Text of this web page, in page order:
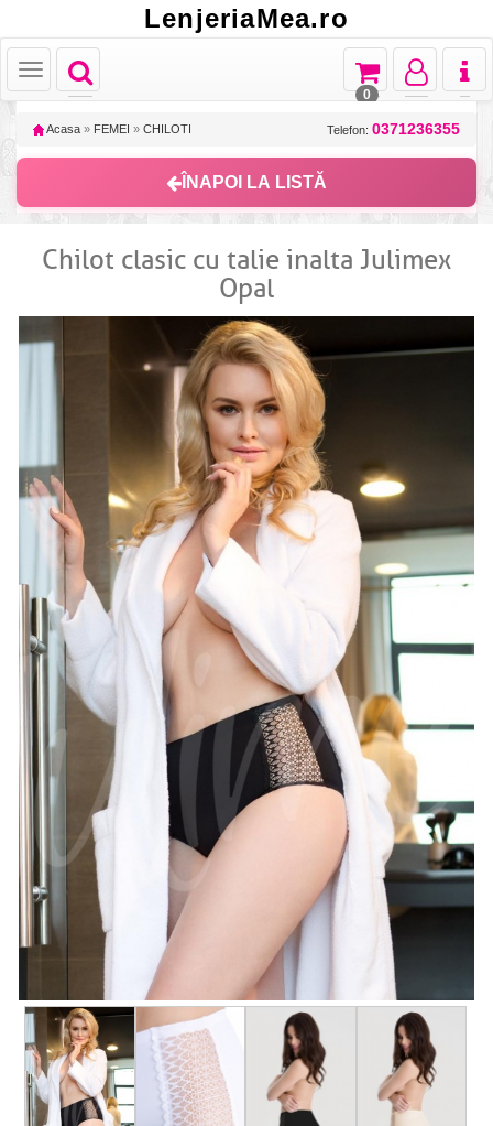
LenjeriaMea.ro
Toggle
navigation
Toggle
Toggle
navigation
Toggle
navigation
Toggle
navigation
0
Acasa » FEMEI » CHILOTI Telefon: 0371236355
ÎNAPOI LA LISTĂ
Chilot clasic cu talie inalta Julimex
Opal